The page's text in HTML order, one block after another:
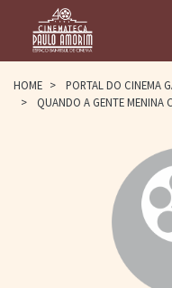
HOME
PAULO AMORIM
> HOMENAGEADOS
> EQUIPE
> ASSOCIAÇÃO DOS
> BIBLIOTECA
ROMEU GRIMALDI
HOME >
PORTAL DO CINEMA
>
QUANDO A GENTE MENINA